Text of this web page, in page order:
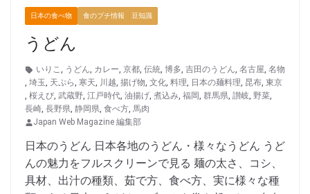
日本の食べ物 食のプチ情報 豆知識
うどん
いりこ , うどん, カレー, 京都, 伝統, 博多, 吉田のうどん, 名古屋, 名物
, 埼玉, 天ぷら, 寒天, 川越, 揚げ物, 文化, 料理, 日本の麺料理, 昆布, 東京
, 桜えび, 武蔵野, 江戸時代, 油揚げ, 煮込み, 福岡, 群馬県, 讃岐, 野菜,
長崎, 長野県, 静岡県, 食べ方, 馬肉
Japan Web Magazine 編集部
日本のうどん 日本各地のうどん・様々なうどん うど
んの魅力をフルスクリーンで見る 麺の太さ、コシ、
具材、出汁の種類、茹で方、食べ方、実に様々な種